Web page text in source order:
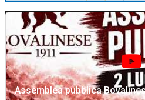
Assemblea pubblica